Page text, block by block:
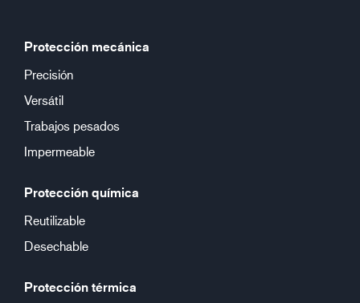
Protección mecánica
Precisión
Versátil
Trabajos pesados
Impermeable
Protección química
Reutilizable
Desechable
Protección térmica